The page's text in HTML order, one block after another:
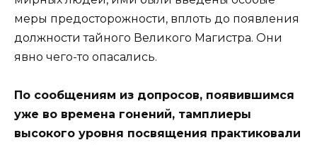
меры предосторожности, вплоть до появления
должности тайного Великого Магистра. Они
явно чего-то опасались.
По сообщениям из допросов, появившимся
уже во времена гонений, тамплиеры
высокого уровня посвящения практиковали